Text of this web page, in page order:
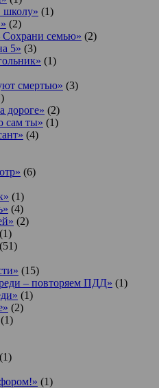
школу» (1)
(2)
семью» (2)
5» (3)
(1)
смертью» (3)
дороге» (2)
сам ты» (1)
(4)
(6)
(1)
(4)
(2)
(1)
(51)
(15)
– повторяем ПДД» (1)
(1)
(2)
(1)
(1)
(1)